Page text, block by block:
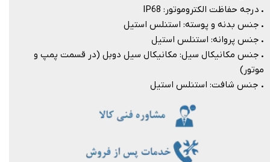
. درجه حفاظت الکتروموتور: IP68
. جنس بدنه و پوسته: استنلس استیل
. جنس پروانه: استنلس استیل
. جنس مکانیکال سیل: مکانیکال سیل دوبل (در قسمت پمپ و
موتور)
. جنس شافت: استنلس استیل​​​​​​​